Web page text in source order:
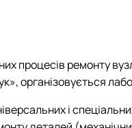
НТЗ
ініціатива 2020»
НУБіП України
НАЗКпроцесів ремонту
організовується
і